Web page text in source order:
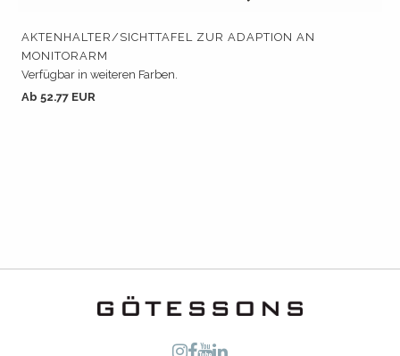
AKTENHALTER/SICHTTAFEL ZUR ADAPTION AN
MONITORARM
Verfügbar in weiteren Farben.
Ab 52.77 EUR